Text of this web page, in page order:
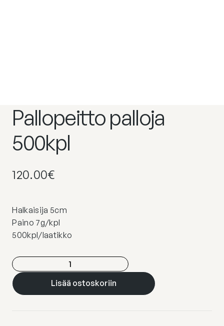
Pallopeitto palloja
500kpl
120.00€
Halkaisija 5cm
Paino 7g/kpl
500kpl/laatikko
Pallopeitto
palloja
500kpl
Lisää ostoskoriin